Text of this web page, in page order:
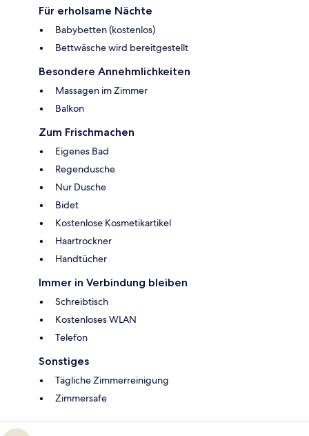
Für erholsame Nächte
Babybetten (kostenlos)
Bettwäsche wird bereitgestellt
Besondere Annehmlichkeiten
Massagen im Zimmer
Balkon
Zum Frischmachen
Eigenes Bad
Regendusche
Nur Dusche
Bidet
Kostenlose Kosmetikartikel
Haartrockner
Handtücher
Immer in Verbindung bleiben
Schreibtisch
Kostenloses WLAN
Telefon
Sonstiges
Tägliche Zimmerreinigung
Zimmersafe